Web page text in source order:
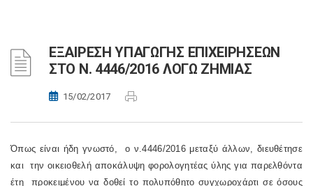
ΕΞΑΙΡΕΣΗ ΥΠΑΓΩΓΗΣ ΕΠΙΧΕΙΡΗΣΕΩΝ
ΣΤΟ Ν. 4446/2016 ΛΟΓΩ ΖΗΜΙΑΣ
15/02/2017
Όπως είναι ήδη γνωστό,
ο ν.4446/2016 μεταξύ άλλων, διευθέτησε
και
την οικειοθελή αποκάλυψη φορολογητέας ύλης για παρελθόντα
έτη
προκειμένου να δοθεί το πολυπόθητο συγχωροχάρτι σε όσους